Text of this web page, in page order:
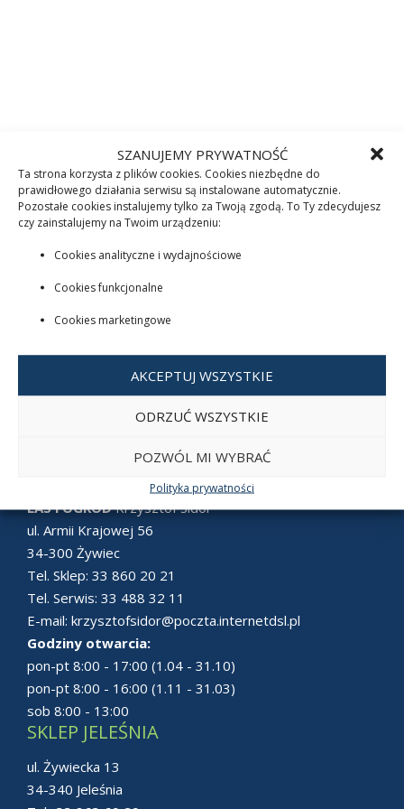
SZANUJEMY PRYWATNOŚĆ
Ta strona korzysta z plików cookies. Cookies niezbędne do
prawidłowego działania serwisu są instalowane automatycznie.
Pozostałe cookies instalujemy tylko za Twoją zgodą. To Ty zdecydujesz
czy zainstalujemy na Twoim urządzeniu:
Cookies analityczne i wydajnościowe
Cookies funkcjonalne
Cookies marketingowe
AKCEPTUJ WSZYSTKIE
ODRZUĆ WSZYSTKIE
POZWÓL MI WYBRAĆ
Polityka prywatności
LAS i OGRÓDKrzysztof Sidor
ul. Armii Krajowej 56
34-300 Żywiec
Tel. Sklep: 33 860 20 21
Tel. Serwis: 33 488 32 11
E-mail: krzysztofsidor@poczta.internetdsl.pl
Godziny otwarcia:
pon-pt 8:00 - 17:00 (1.04 - 31.10)
pon-pt 8:00 - 16:00 (1.11 - 31.03)
sob 8:00 - 13:00
SKLEP JELEŚNIA
ul. Żywiecka 13
34-340 Jeleśnia